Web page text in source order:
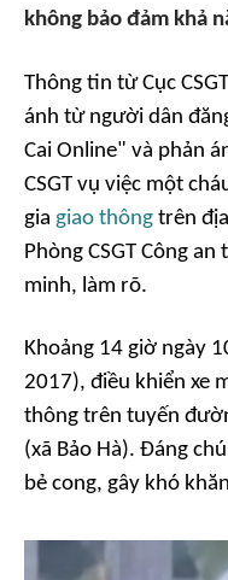
không bảo đảm khả
Thông tin từ Cục
ánh từ người dân
Cai Online" và phản
CSGT vụ việc một
gia giao thông trên
Phòng CSGT Công
minh, làm rõ.
Khoảng 14 giờ ngày
2017), điều khiển xe
thông trên tuyến
(xã Bảo Hà). Đáng
bẻ cong, gây khó